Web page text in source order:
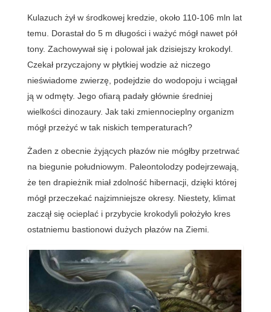
Kulazuch żył w środkowej kredzie, około 110-106 mln lat
temu. Dorastał do 5 m długości i ważyć mógł nawet pół
tony. Zachowywał się i polował jak dzisiejszy krokodyl.
Czekał przyczajony w płytkiej wodzie aż niczego
nieświadome zwierzę, podejdzie do wodopoju i wciągał
ją w odmęty. Jego ofiarą padały głównie średniej
wielkości dinozaury. Jak taki zmiennocieplny organizm
mógł przeżyć w tak niskich temperaturach?
Żaden z obecnie żyjących płazów nie mógłby przetrwać
na biegunie południowym. Paleontolodzy podejrzewają,
że ten drapieżnik miał zdolność hibernacji, dzięki której
mógł przeczekać najzimniejsze okresy. Niestety, klimat
zaczął się ocieplać i przybycie krokodyli położyło kres
ostatniemu bastionowi dużych płazów na Ziemi.